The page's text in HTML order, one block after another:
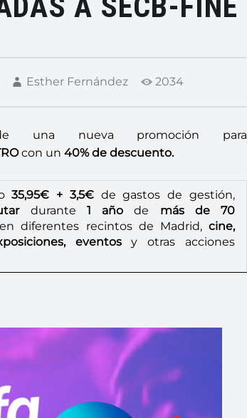
Esther Fernández 2034
una nueva promoción para
con un 40% de descuento.
35,95€ + 3,5€de gastos de gestión,
durante 1 año de más de 70
en diferentes recintos de Madrid, cine,
eventosy otras acciones